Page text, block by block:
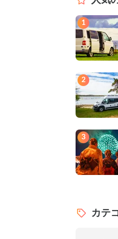
1
2
3
カテ